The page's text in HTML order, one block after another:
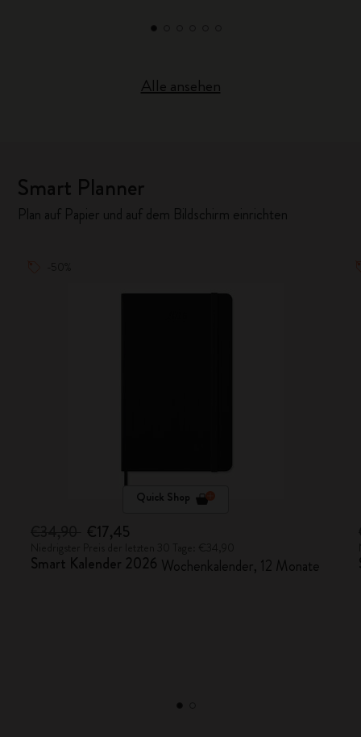
Alle ansehen
Smart Planner
Plan auf Papier und auf dem Bildschirm einrichten
Quick Shop
€17,45
Smart Kalender 2026 Wochenkalender, 12 Monate